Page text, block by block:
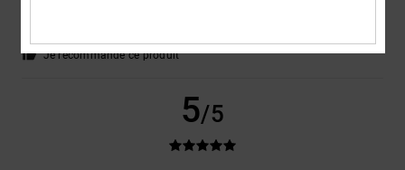
Je recommande ce produit
5/5